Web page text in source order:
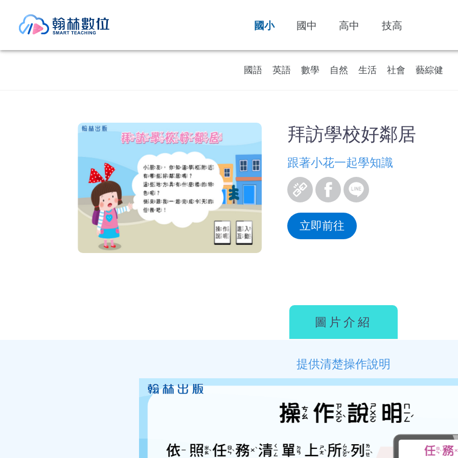
國小 國中 高中 技高
國語 英語 數學 自然 生活 社會 藝綜健
拜訪學校好鄰居
跟著小花一起學知識
立即前往
圖片介紹
提供清楚操作說明